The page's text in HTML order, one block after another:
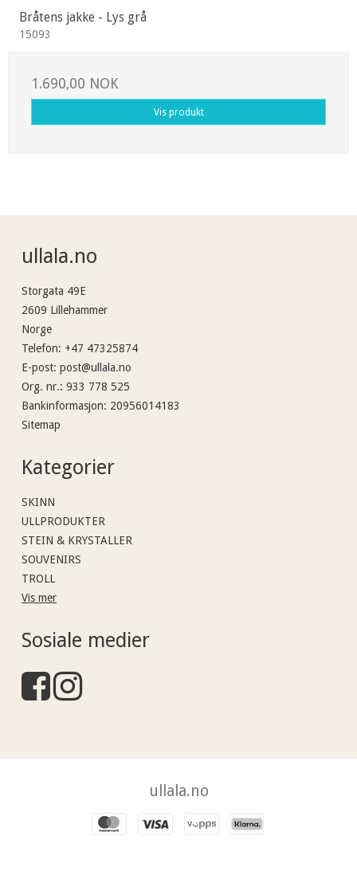
Bråtens jakke - Lys grå
15093
1.690,00 NOK
Vis produkt
ullala.no
Storgata 49E
2609 Lillehammer
Norge
Telefon: +47 47325874
E-post: post@ullala.no
Org. nr.: 933 778 525
Bankinformasjon: 20956014183
Sitemap
Kategorier
SKINN
ULLPRODUKTER
STEIN & KRYSTALLER
SOUVENIRS
TROLL
Vis mer
Sosiale medier
ullala.no